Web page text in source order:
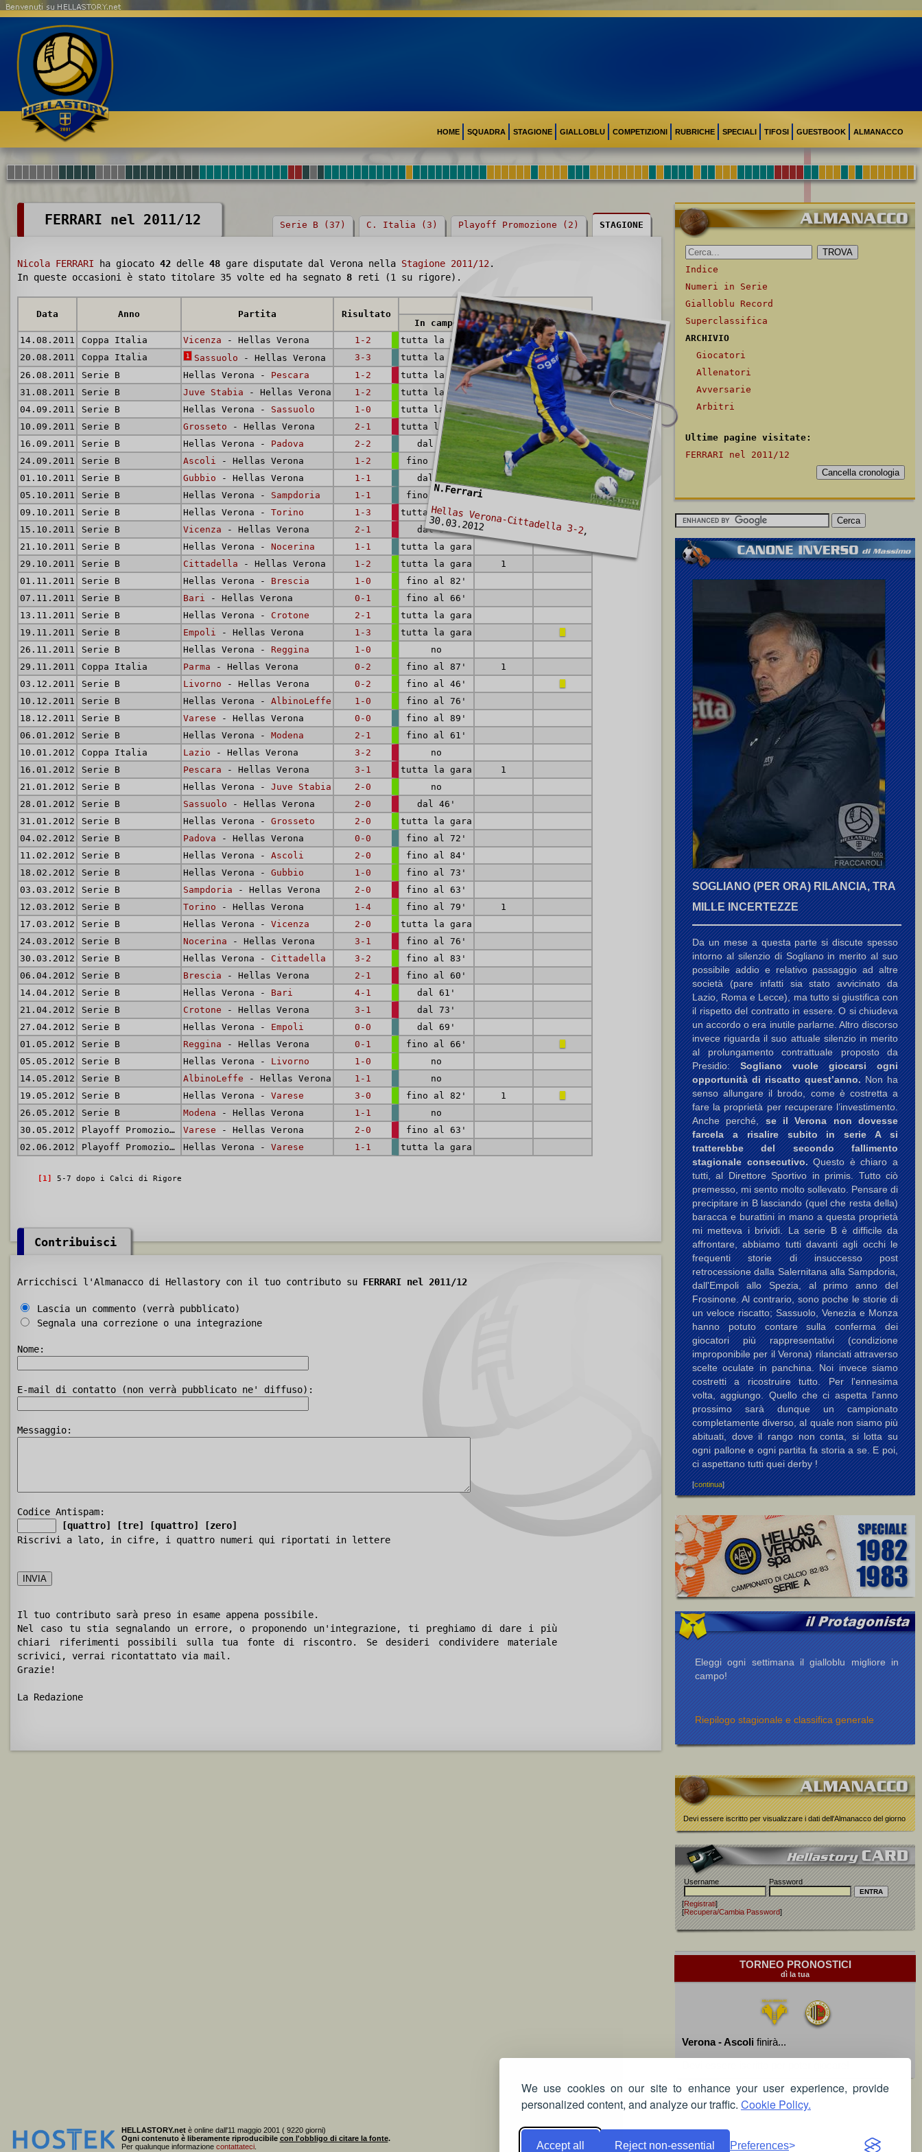
We use cookies on our site to enhance your user experience, provide
personalized content, and analyze our traffic. Cookie Policy.
Accept all Reject non-essential Preferences
HOME SQUADRA STAGIONE GIALLOBLU COMPETIZIONI RUBRICHE SPECIALI TIFOSI GUESTBOOK ALMANACCO
Benvenuti su HELLASTORY.net
FERRARI nel 2011/12 Serie B (37) C. Italia (3) Playoff Promozione (2) STAGIONE
N.Ferrari
Hellas Verona-Cittadella 3-2,
30.03.2012
Nicola FERRARI ha giocato 42 delle 48 gare disputate dal Verona nella Stagione 2011/12 .
In queste occasioni è stato titolare 35 volte ed ha segnato 8 reti (1 su rigore).
Data Anno Partita Risultato
FERRARI
In campo
Reti (rig.) Cartellini
14.08.2011
Coppa Italia Vicenza - Hellas Verona 1-2
tutta la gara
20.08.2011
Coppa Italia 1 Sassuolo - Hellas Verona 3-3 tutta la gara
1
26.08.2011
Serie B Hellas Verona - Pescara 1-2
tutta la gara
31.08.2011
Serie B Juve Stabia - Hellas Verona 1-2 tutta la gara
04.09.2011
Serie B Hellas Verona - Sassuolo 1-0 tutta la gara
1 (1)
10.09.2011
Serie B Grosseto - Hellas Verona 2-1
tutta la gara
16.09.2011
Serie B Hellas Verona - Padova 2-2
dal 65'
24.09.2011
Serie B Ascoli - Hellas Verona 1-2
fino al 73'
01.10.2011
Serie B Gubbio - Hellas Verona 1-1
dal 62'
05.10.2011
Serie B Hellas Verona - Sampdoria 1-1
fino al 91'
09.10.2011
Serie B Hellas Verona - Torino 1-3
tutta la gara
15.10.2011
Serie B Vicenza - Hellas Verona 2-1
dal 55'
21.10.2011
Serie B Hellas Verona - Nocerina 1-1
tutta la gara
29.10.2011
Serie B Cittadella - Hellas Verona 1-2 tutta la gara
1
01.11.2011
Serie B Hellas Verona - Brescia 1-0
fino al 82'
07.11.2011
Serie B Bari - Hellas Verona 0-1
fino al 66'
13.11.2011
Serie B Hellas Verona - Crotone 2-1
tutta la gara
19.11.2011
Serie B Empoli - Hellas Verona 1-3
tutta la gara
26.11.2011
Serie B Hellas Verona - Reggina 1-0
no
29.11.2011
Coppa Italia Parma - Hellas Verona 0-2 fino al 87'
1
03.12.2011
Serie B Livorno - Hellas Verona 0-2
fino al 46'
10.12.2011
Serie B Hellas Verona - AlbinoLeffe 1-0
fino al 76'
18.12.2011
Serie B Varese - Hellas Verona 0-0
fino al 89'
06.01.2012
Serie B Hellas Verona - Modena 2-1
fino al 61'
10.01.2012
Coppa Italia Lazio - Hellas Verona 3-2
no
16.01.2012
Serie B Pescara - Hellas Verona 3-1 tutta la gara
1
21.01.2012
Serie B Hellas Verona - Juve Stabia 2-0
no
28.01.2012
Serie B Sassuolo - Hellas Verona 2-0
dal 46'
31.01.2012
Serie B Hellas Verona - Grosseto 2-0
tutta la gara
04.02.2012
Serie B Padova - Hellas Verona 0-0
fino al 72'
11.02.2012
Serie B Hellas Verona - Ascoli 2-0
fino al 84'
18.02.2012
Serie B Hellas Verona - Gubbio 1-0
fino al 73'
03.03.2012
Serie B Sampdoria - Hellas Verona 2-0
fino al 63'
12.03.2012
Serie B Torino - Hellas Verona 1-4 fino al 79'
1
17.03.2012
Serie B Hellas Verona - Vicenza 2-0
tutta la gara
24.03.2012
Serie B Nocerina - Hellas Verona 3-1
fino al 76'
30.03.2012
Serie B Hellas Verona - Cittadella 3-2
fino al 83'
06.04.2012
Serie B Brescia - Hellas Verona 2-1
fino al 60'
14.04.2012
Serie B Hellas Verona - Bari 4-1
dal 61'
21.04.2012
Serie B Crotone - Hellas Verona 3-1
dal 73'
27.04.2012
Serie B Hellas Verona - Empoli 0-0
dal 69'
01.05.2012
Serie B Reggina - Hellas Verona 0-1
fino al 66'
05.05.2012
Serie B Hellas Verona - Livorno 1-0
no
14.05.2012
Serie B AlbinoLeffe - Hellas Verona 1-1
no
19.05.2012
Serie B Hellas Verona - Varese 3-0 fino al 82'
1
26.05.2012
Serie B Modena - Hellas Verona 1-1
no
30.05.2012
Playoff Promozione Varese - Hellas Verona 2-0
fino al 63'
02.06.2012
Playoff Promozione Hellas Verona - Varese 1-1 tutta la gara
[1] 5-7 dopo i Calci di Rigore
Contribuisci
Arricchisci l'Almanacco di Hellastory con il tuo contributo su FERRARI nel 2011/12
Lascia un commento (verrà pubblicato)
Segnala una correzione o una integrazione
Nome:
E-mail di contatto (non verrà pubblicato ne' diffuso):
Messaggio:
Codice Antispam:
[quattro]
[tre] [quattro]
[zero]
Riscrivi a lato, in cifre, i quattro numeri qui riportati in lettere
Il tuo contributo sarà preso in esame appena possibile.
Nel caso tu stia segnalando un errore, o proponendo un'integrazione, ti preghiamo di dare i più
chiari riferimenti possibili sulla tua fonte di riscontro. Se desideri condividere materiale
scrivici, verrai ricontattato via mail.
Grazie!
La Redazione
Indice
Numeri in Serie
Gialloblu Record
Superclassifica
ARCHIVIO
Giocatori
Allenatori
Avversarie
Arbitri
Ultime pagine visitate:
FERRARI nel 2011/12
SOGLIANO (PER ORA) RILANCIA, TRA
MILLE INCERTEZZE
Da un mese a questa parte si discute spesso
intorno al silenzio di Sogliano in merito al suo
possibile addio e relativo passaggio ad altre
società (pare infatti sia stato avvicinato da
Lazio, Roma e Lecce), ma tutto si giustifica con
il rispetto del contratto in essere. O si chiudeva
un accordo o era inutile parlarne. Altro discorso
invece riguarda il suo attuale silenzio in merito
al prolungamento contrattuale proposto da
Presidio:Sogliano vuole giocarsi ogni
opportunità di riscatto quest’anno.Non ha
senso allungare il brodo, come è costretta a
fare la proprietà per recuperare l’investimento.
Anche perché,se il Verona non dovesse
farcela a risalire subito in serie A si
tratterebbe del secondo fallimento
stagionale consecutivo.Questo è chiaro a
tutti, al Direttore Sportivo in primis. Tutto ciò
premesso, mi sento molto sollevato. Pensare di
precipitare in B lasciando (quel che resta della)
baracca e burattini in mano a questa proprietà
mi metteva i brividi. La serie B è difficile da
affrontare, abbiamo tutti davanti agli occhi le
frequenti storie di insuccesso post
retrocessione dalla Salernitana alla Sampdoria,
dall'Empoli allo Spezia, al primo anno del
Frosinone. Al contrario, sono poche le storie di
un veloce riscatto; Sassuolo, Venezia e Monza
hanno potuto contare sulla conferma dei
giocatori più rappresentativi (condizione
improponibile per il Verona) rilanciati attraverso
scelte oculate in panchina. Noi invece siamo
costretti a ricostruire tutto. Per l'ennesima
volta, aggiungo. Quello che ci aspetta l'anno
prossimo sarà dunque un campionato
completamente diverso, al quale non siamo più
abituati, dove il rango non conta, si lotta su
ogni pallone e ogni partita fa storia a se. E poi,
ci aspettano tutti quei derby !
[continua]
Eleggi ogni settimana il gialloblu migliore in
campo!
Riepilogo stagionale e classifica generale
Devi essere iscritto per visualizzare i dati dell'Almanacco del giorno
Username Password
[Registrati]
[Recupera/Cambia Password]
TORNEO PRONOSTICI
dì la tua
Verona - Ascoli finirà...
HELLASTORY.netè online dall'11 maggio 2001 ( 9220 giorni)
Ogni contenuto è liberamente riproducibile con l'obbligo di citare la fonte.
Per qualunque informazione contattateci.